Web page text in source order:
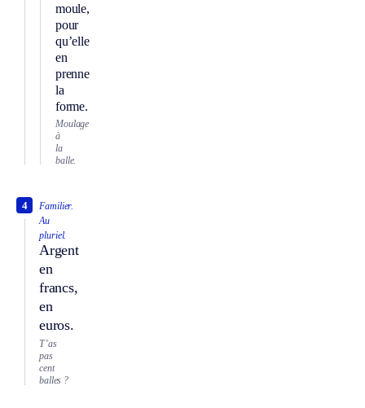
moule,
pour
qu’elle
en
prenne
la
forme.
Moulage
à
la
balle.
Familier.
Au
pluriel.
Argent
en
francs,
en
euros.
4
T’as
pas
cent
balles ?